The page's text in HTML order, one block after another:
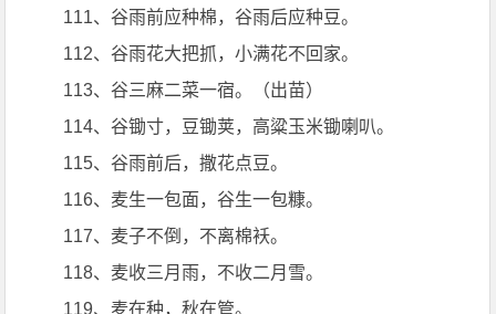
111、谷雨前应种棉，谷雨后应种豆。
112、谷雨花大把抓，小满花不回家。
113、谷三麻二菜一宿。（出苗）
114、谷锄寸，豆锄荚，高粱玉米锄喇叭。
115、谷雨前后，撒花点豆。
116、麦生一包面，谷生一包糠。
117、麦子不倒，不离棉袄。
118、麦收三月雨，不收二月雪。
119、麦在种，秋在管。